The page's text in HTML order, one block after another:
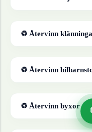
♻ Återvinn
♻ Återvinn
♻ Återvinn byxor